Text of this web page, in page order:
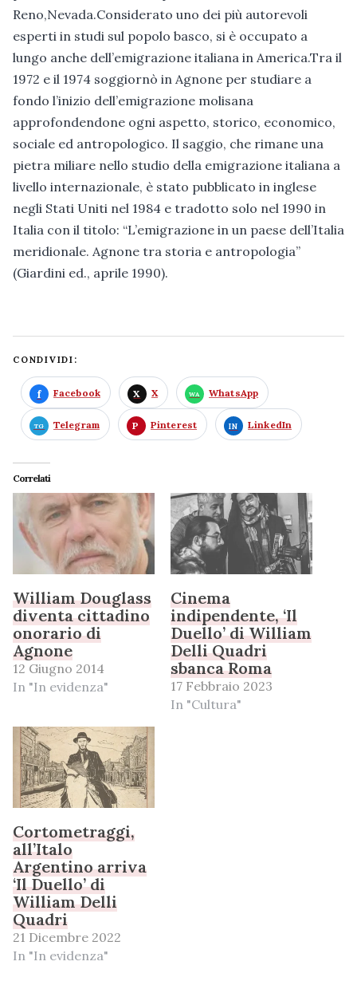
Reno,Nevada.Considerato uno dei più autorevoli
esperti in studi sul popolo basco, si è occupato a
lungo anche dell’emigrazione italiana in America.Tra il
1972 e il 1974 soggiornò in Agnone per studiare a
fondo l’inizio dell’emigrazione molisana
approfondendone ogni aspetto, storico, economico,
sociale ed antropologico. Il saggio, che rimane una
pietra miliare nello studio della emigrazione italiana a
livello internazionale, è stato pubblicato in inglese
negli Stati Uniti nel 1984 e tradotto solo nel 1990 in
Italia con il titolo: “L’emigrazione in un paese dell’Italia
meridionale. Agnone tra storia e antropologia”
(Giardini ed., aprile 1990).
CONDIVIDI:
Facebook X WhatsApp
Telegram Pinterest LinkedIn
Correlati
William Douglass
diventa cittadino
onorario di
Agnone
12 Giugno 2014
In "In evidenza"
Cinema
indipendente, ‘Il
Duello’ di William
Delli Quadri
sbanca Roma
17 Febbraio 2023
In "Cultura"
Cortometraggi,
all’Italo
Argentino arriva
‘Il Duello’ di
William Delli
Quadri
21 Dicembre 2022
In "In evidenza"